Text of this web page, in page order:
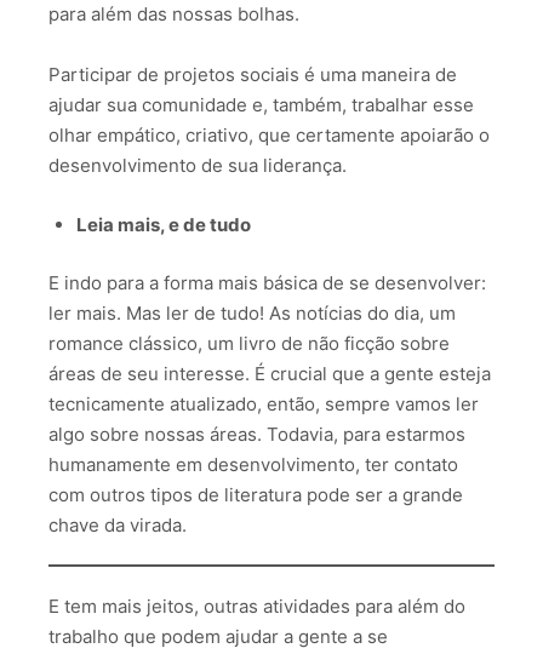
para além das nossas bolhas.
Participar de projetos sociais é uma maneira de
ajudar sua comunidade e, também, trabalhar esse
olhar empático, criativo, que certamente apoiarão o
desenvolvimento de sua liderança.
Leia mais, e de tudo
E indo para a forma mais básica de se desenvolver:
ler mais. Mas ler de tudo! As notícias do dia, um
romance clássico, um livro de não ficção sobre
áreas de seu interesse. É crucial que a gente esteja
tecnicamente atualizado, então, sempre vamos ler
algo sobre nossas áreas. Todavia, para estarmos
humanamente em desenvolvimento, ter contato
com outros tipos de literatura pode ser a grande
chave da virada.
E tem mais jeitos, outras atividades para além do
trabalho que podem ajudar a gente a se